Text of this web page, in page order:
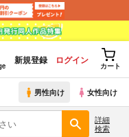
新規登録 ログイン
カート
男性向け 女性向け
詳細
検索